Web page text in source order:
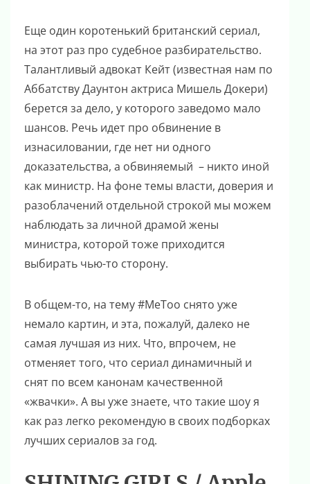
Еще один коротенький британский сериал,
на этот раз про судебное разбирательство.
Талантливый адвокат Кейт (известная нам по
Аббатству Даунтон актриса Мишель Докери)
берется за дело, у которого заведомо мало
шансов. Речь идет про обвинение в
изнасиловании, где нет ни одного
доказательства, а обвиняемый – никто иной
как министр. На фоне темы власти, доверия и
разоблачений отдельной строкой мы можем
наблюдать за личной драмой жены
министра, которой тоже приходится
выбирать чью-то сторону.
В общем-то, на тему #MeToo снято уже
немало картин, и эта, пожалуй, далеко не
самая лучшая из них. Что, впрочем, не
отменяет того, что сериал динамичный и
снят по всем канонам качественной
«жвачки». А вы уже знаете, что такие шоу я
как раз легко рекомендую в своих подборках
лучших сериалов за год.